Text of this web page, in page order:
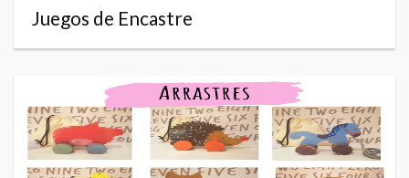
Juegos de Encastre